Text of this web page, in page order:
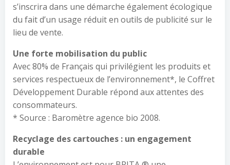
s’inscrira dans une démarche également écologique
du fait d’un usage réduit en outils de publicité sur le
lieu de vente.
Une forte mobilisation du public
Avec 80% de Français qui privilégient les produits et
services respectueux de l’environnement*, le Coffret
Développement Durable répond aux attentes des
consommateurs.
* Source : Baromètre agence bio 2008.
Recyclage des cartouches : un engagement
durable